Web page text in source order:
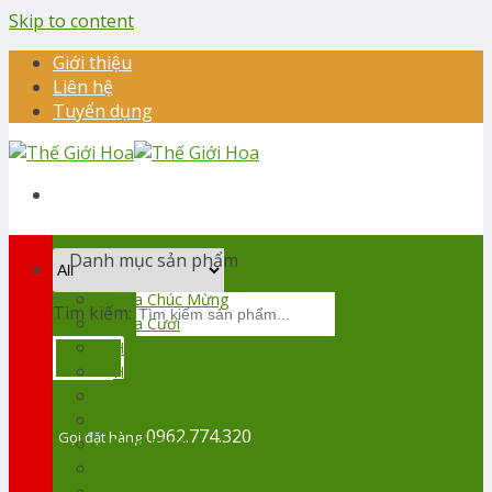
Skip to content
Giới thiệu
Liên hệ
Tuyển dụng
Tìm kiếm:
Gọi đặt hàng 0962.774.320
Danh mục sản phẩm
Hoa Chúc Mừng
Hoa Cưới
Hoa Khai Trương
Hoa Sinh Nhật
Hoa Tặng Vợ